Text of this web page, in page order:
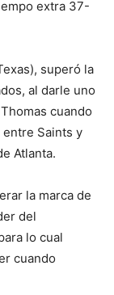
extra 37-
superó la
al darle uno
cuando
Saints y
Atlanta.
la marca de
del
lo cual
cuando